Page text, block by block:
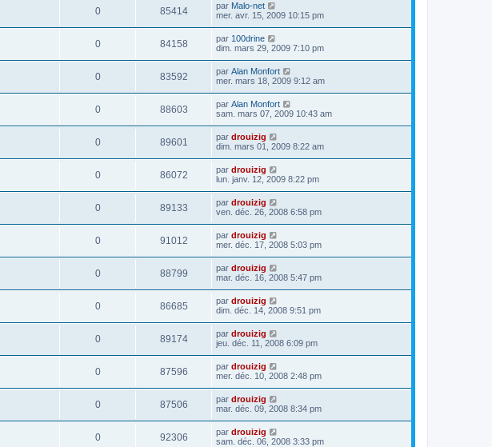
0 85414 par Malo-net
mer. avr. 15, 2009 10:15 pm
0 84158 par 100drine
dim. mars 29, 2009 7:10 pm
0 83592 par Alan Monfort
mer. mars 18, 2009 9:12 am
0 88603 par Alan Monfort
sam. mars 07, 2009 10:43 am
0 89601 par drouizig
dim. mars 01, 2009 8:22 am
0 86072 par drouizig
lun. janv. 12, 2009 8:22 pm
0 89133 par drouizig
ven. déc. 26, 2008 6:58 pm
0 91012 par drouizig
mer. déc. 17, 2008 5:03 pm
0 88799 par drouizig
mar. déc. 16, 2008 5:47 pm
0 86685 par drouizig
dim. déc. 14, 2008 9:51 pm
0 89174 par drouizig
jeu. déc. 11, 2008 6:09 pm
0 87596 par drouizig
mer. déc. 10, 2008 2:48 pm
0 87506 par drouizig
mar. déc. 09, 2008 8:34 pm
0 92306 par drouizig
sam. déc. 06, 2008 3:33 pm